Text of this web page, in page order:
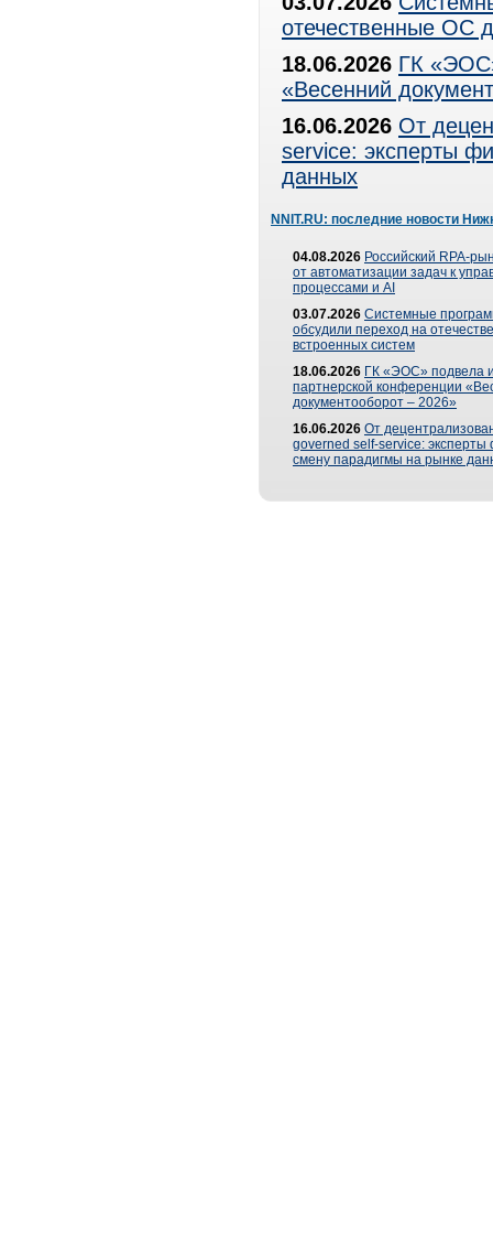
отечественные ОС
18.06.2026 ГК
«Весенний
16.06.2026 От
service: эксперты
данных
NNIT.RU: последние новости
04.08.2026 Российский RPA-
от автоматизации задач к
процессами и AI
03.07.2026 Системные
обсудили переход на
встроенных систем
18.06.2026 ГК «ЭОС» подвела
партнерской конференции
документооборот – 2026»
16.06.2026 От
governed self-service: эксперты
смену парадигмы на рынке